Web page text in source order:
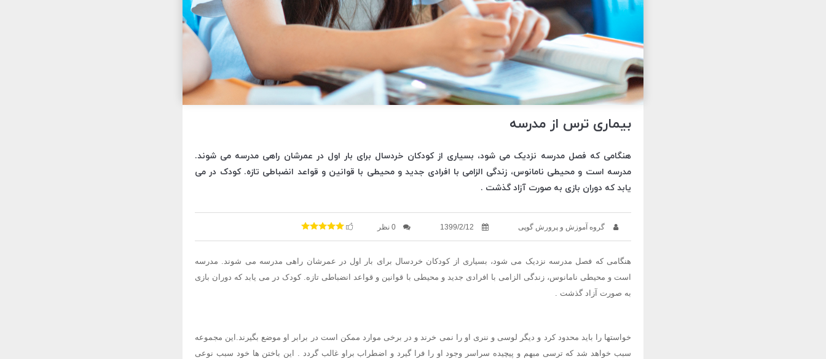
بیماری ترس از مدرسه
هنگامی که فصل مدرسه نزدیک می شود، بسیاری از کودکان خردسال برای بار اول در عمرشان راهی مدرسه می شوند.
مدرسه است و محیطی نامانوس، زندگی الزامی با افرادی جدید و محیطی با قوانین و قواعد انضباطی تازه. کودک در می
یابد که دوران بازی به صورت آزاد گذشت .
گروه آموزش و پرورش گوپی 1399/2/12 0 نظر
هنگامی که فصل مدرسه نزدیک می شود، بسیاری از کودکان خردسال برای بار اول در عمرشان راهی مدرسه می شوند. مدرسه
است و محیطی نامانوس، زندگی الزامی با افرادی جدید و محیطی با قوانین و قواعد انضباطی تازه. کودک در می یابد که دوران بازی
به صورت آزاد گذشت .
خواستها را باید محدود کرد و دیگر لوسی و ننری او را نمی خرند و در برخی موارد ممکن است در برابر او موضع بگیرند.این مجموعه
سبب خواهد شد که ترسی مبهم و پیچیده سراسر وجود او را فرا گیرد و اضطراب براو غالب گردد . این باختن ها خود سبب نوعی